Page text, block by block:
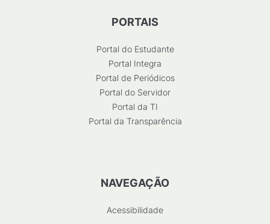
PORTAIS
Portal do Estudante
Portal Integra
Portal de Periódicos
Portal do Servidor
Portal da TI
Portal da Transparência
NAVEGAÇÃO
Acessibilidade